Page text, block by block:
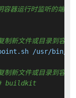
运行时监听的端口
新文件或目录到容器
/usr/bin/
新文件或目录到容器
buildkit